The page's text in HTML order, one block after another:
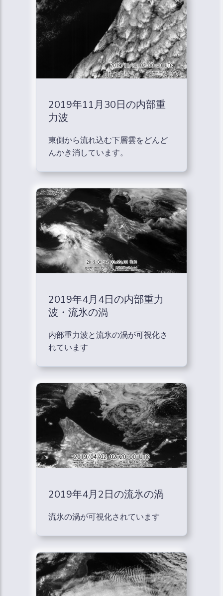
2019年11月30日の内部重
力波
東側から流れ込む下層雲をどんど
んかき消しています。
2019年4月4日の内部重力
波・流氷の渦
内部重力波と流氷の渦が可視化さ
れています
2019年4月2日の流氷の渦
流氷の渦が可視化されています